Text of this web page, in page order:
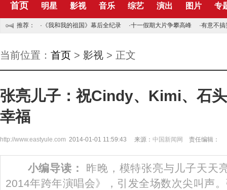
首页 明星 影视 音乐 综艺 演出 图片 专
推荐： · 《我和我的祖国》幕后全纪录 ·十一假期大片争攀高峰 ·有意不搞
当前位置： 首页 > 影视 > 正文
张亮儿子：祝Cindy、Kimi、石
幸福
http://www.eastyule.com 2014-01-01 11:59:43 来源： 中国新闻网 责任编辑：
小编导读：
昨晚，模特张亮与儿子天天
2014年跨年演唱会》，引发全场数次尖叫声